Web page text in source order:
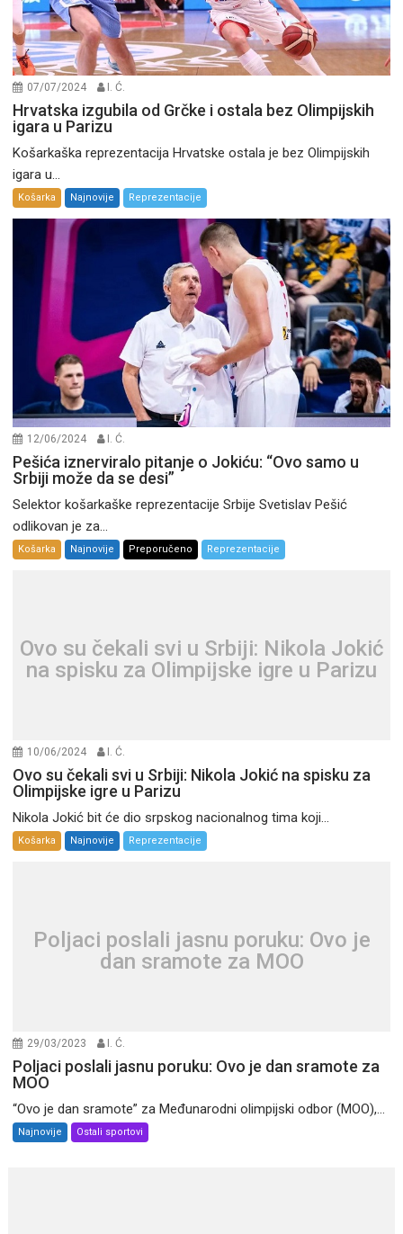
07/07/2024 I. Ć.
Hrvatska izgubila od Grčke i ostala bez Olimpijskih
igara u Parizu
Košarkaška reprezentacija Hrvatske ostala je bez Olimpijskih
igara u...
Košarka Najnovije Reprezentacije
12/06/2024 I. Ć.
Pešića iznerviralo pitanje o Jokiću: “Ovo samo u
Srbiji može da se desi”
Selektor košarkaške reprezentacije Srbije Svetislav Pešić
odlikovan je za...
Košarka Najnovije Preporučeno Reprezentacije
Ovo su čekali svi u Srbiji: Nikola Jokić
na spisku za Olimpijske igre u Parizu
10/06/2024 I. Ć.
Ovo su čekali svi u Srbiji: Nikola Jokić na spisku za
Olimpijske igre u Parizu
Nikola Jokić bit će dio srpskog nacionalnog tima koji...
Košarka Najnovije Reprezentacije
Poljaci poslali jasnu poruku: Ovo je
dan sramote za MOO
29/03/2023 I. Ć.
Poljaci poslali jasnu poruku: Ovo je dan sramote za
MOO
“Ovo je dan sramote” za Međunarodni olimpijski odbor (MOO),...
Najnovije Ostali sportovi